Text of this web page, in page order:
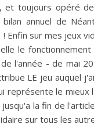
et toujours opéré
annuel de
Enfin sur mes jeux
le
l'année - de mai
LE jeu auquel
représente le mieux
la fin de
sur tous les